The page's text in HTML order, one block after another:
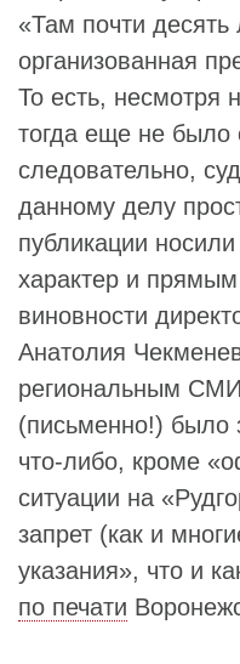
«Там почти десять
организованная
То есть, несмотря
тогда еще не было
следовательно,
данному делу
публикации
характер и
виновности
Анатолия
региональным СМИ
(письменно!) было
что-либо, кроме
ситуации на
запрет (как и
указания», что и
по печати